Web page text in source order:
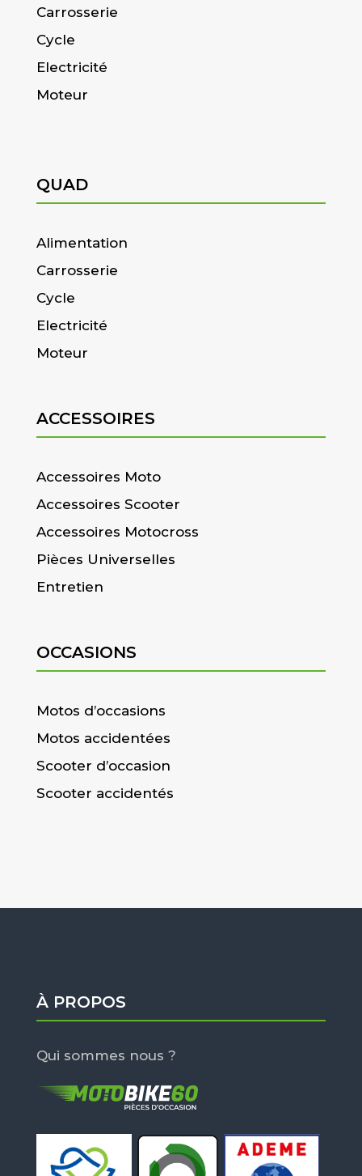
Carrosserie
Cycle
Electricité
Moteur
QUAD
Alimentation
Carrosserie
Cycle
Electricité
Moteur
ACCESSOIRES
Accessoires Moto
Accessoires Scooter
Accessoires Motocross
Pièces Universelles
Entretien
OCCASIONS
Motos d’occasions
Motos accidentées
Scooter d’occasion
Scooter accidentés
À PROPOS
Qui sommes nous ?